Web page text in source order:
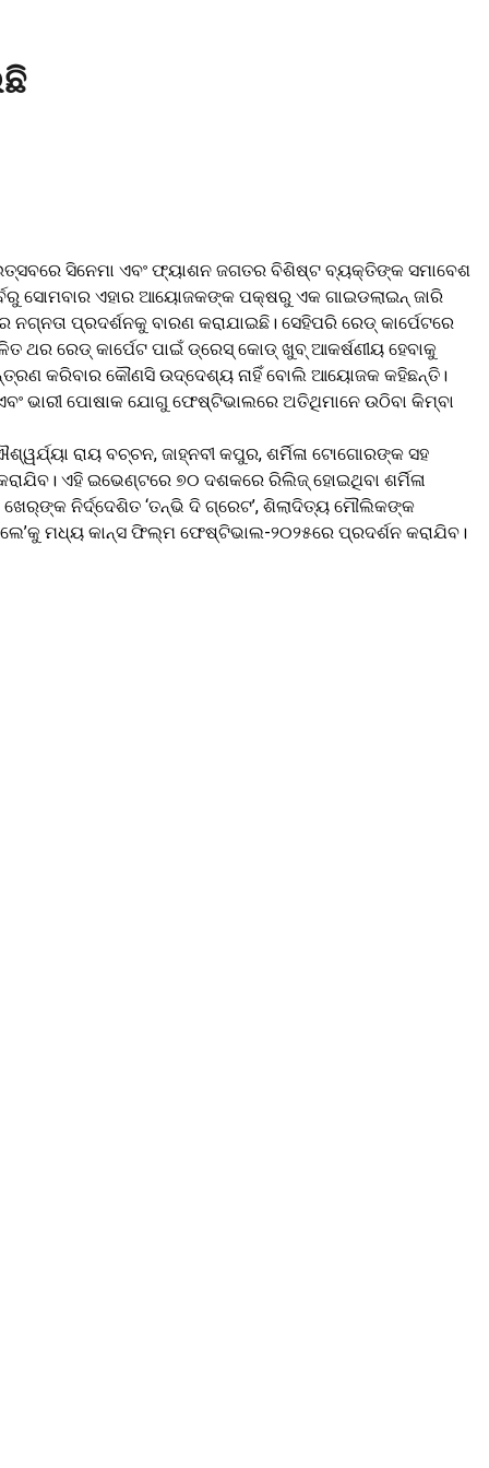
ସିନେମା ଏବଂ ଫ୍ୟାଶନ ଜଗତର ବିଶିଷ୍ଟ ବ୍ୟକ୍ତିଙ୍କ ସମାବେଶ
ସୋମବାର ଏହାର ଆୟୋଜକଙ୍କ ପକ୍ଷରୁ ଏକ ଗାଇଡଲାଇନ୍‌ ଜାରି
ପ୍ରଦର୍ଶନକୁ ବାରଣ କରାଯାଇଛି। ସେହିପରି ରେଡ୍‌ କାର୍ପେଟରେ
ରେଡ୍‌ କାର୍ପେଟ ପାଇଁ ଡ୍ରେସ୍‌ କୋଡ୍‌ ଖୁବ୍‌ ଆକର୍ଷଣୀୟ ହେବାକୁ
କରିବାର କୌଣସି ଉଦ୍ଦେଶ୍ୟ ନାହିଁ ବୋଲି ଆୟୋଜକ କହିଛନ୍ତି।
ଭାରୀ ପୋଷାକ ଯୋଗୁ ଫେଷ୍ଟିଭାଲରେ ଅତିଥିମାନେ ଉଠିବା କିମ୍ବା
ରାୟ ବଚ୍ଚନ, ଜାହ୍ନବୀ କପୁର, ଶର୍ମିଳା ଟୋଗୋରଙ୍କ ସହ
ଏହି ଇଭେଣ୍ଟରେ ୭୦ ଦଶକରେ ରିଲିଜ୍‌ ହୋଇଥିବା ଶର୍ମିଳା
ଖେର୍‌ଙ୍କ ନିର୍ଦ୍ଦେଶିତ ‘ତନ୍‌ଭି ଦି ଗ୍ରେଟ’, ଶିଲାଦିତ୍ୟ ମୌଲିକଙ୍କ
ମଧ୍ୟ କାନ୍ସ ଫିଲ୍ମ ଫେଷ୍ଟିଭାଲ-୨୦୨୫ରେ ପ୍ରଦର୍ଶନ କରାଯିବ।